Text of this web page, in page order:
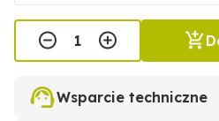
Wsparcie techniczne